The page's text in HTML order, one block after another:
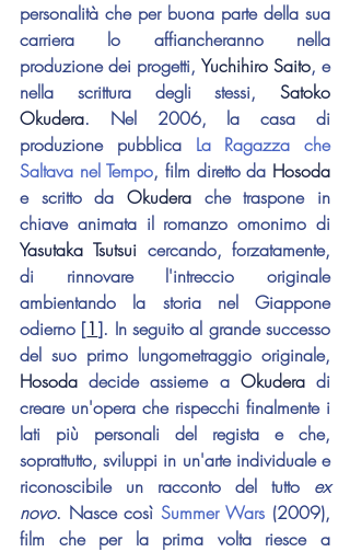
personalità che per buona parte della sua
carriera lo affiancheranno nella
produzione dei progetti, Yuchihiro Saito, e
nella scrittura degli stessi, Satoko
Okudera. Nel 2006, la casa di
produzione pubblica La Ragazza che
Saltava nel Tempo, film diretto da Hosoda
e scritto da Okudera che traspone in
Yasutaka Tsutsui cercando, forzatamente,
di rinnovare l'intreccio originale
ambientando la storia nel Giappone
odierno [1]. In seguito al grande successo
Hosoda decide assieme a Okudera di
creare un'opera che rispecchi finalmente i
lati più personali del regista e che,
soprattutto, sviluppi in un'arte individuale e
riconoscibile un racconto del tutto ex
novo. Nasce così Summer Wars (2009),
film che per la prima volta riesce a